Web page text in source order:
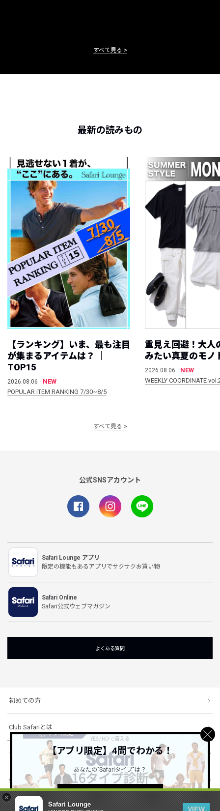
×
Safari Lounge
VIEW
すべて見る
最新の読みもの
【ランキング】いま、最も注目
が集まるアイテムは？ ｜
TOP15
2026.08.06
NEW
POPULAR ITEM RANKING 7/30~8/5
重見え回避！大人
みたい真夏のモノ
2026.08.06
NEW
WEEKLY COORDINATE
すべて見る
公式SNSアカウント
Safari Lounge アプリ
限定の機能もあるアプリでサクサクお買い物
Safari Online
Safari公式ウェブマガジン
よくある質問
初めての方
Club Safariとは
ショッピングガイド
会社概要・規約
【アプリ限定】4問でわかる！
あなたの"Safariタイプ"は？
詳しくはこちら ＞